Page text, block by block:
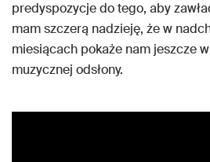
predyspozycje do tego, aby
mam szczerą nadzieję, że w
miesiącach pokaże nam jeszcze
muzycznej odsłony.